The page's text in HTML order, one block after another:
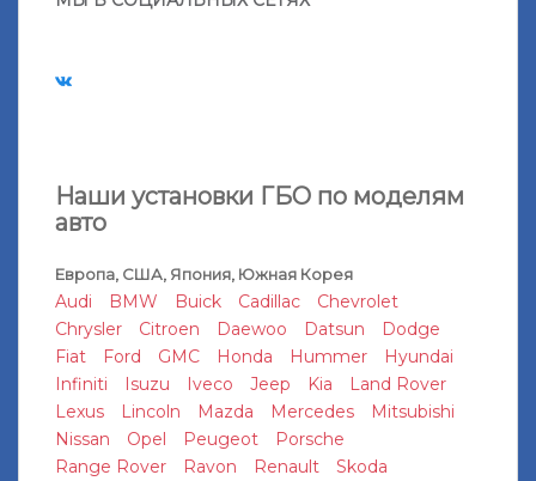
Наши установки ГБО по моделям
авто
Европа, США, Япония, Южная Корея
Audi BMW Buick Cadillac
Chevrolet
Chrysler
Citroen Daewoo Datsun
Dodge
Fiat
Ford GMC Honda Hummer
Hyundai
Infiniti
Isuzu Iveco Jeep Kia
Land Rover
Lexus
Lincoln Mazda Mercedes
Mitsubishi
Nissan
Opel Peugeot
Porsche
Range Rover
Ravon Renault
Skoda